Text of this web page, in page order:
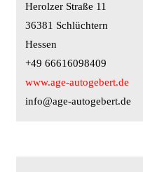
Herolzer Straße 11
36381 Schlüchtern
Hessen
+49 66616098409
www.age-autogebert.de
info@age-autogebert.de